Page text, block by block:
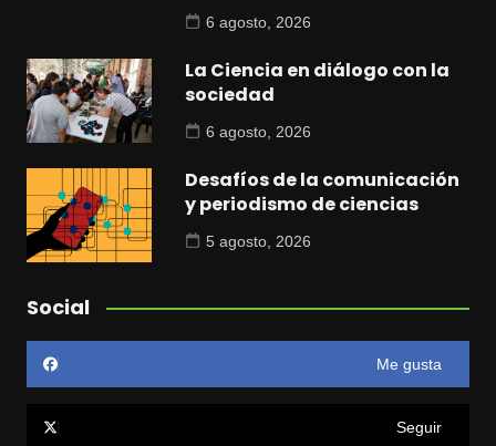
6 agosto, 2026
La Ciencia en diálogo con la
sociedad
6 agosto, 2026
Desafíos de la comunicación
y periodismo de ciencias
5 agosto, 2026
Social
Me gusta
Seguir